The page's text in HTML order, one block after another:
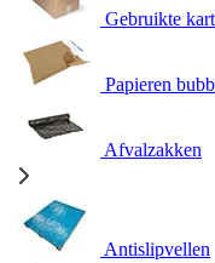
Gebruikte
Papieren
Afvalzakken
Antislipvellen